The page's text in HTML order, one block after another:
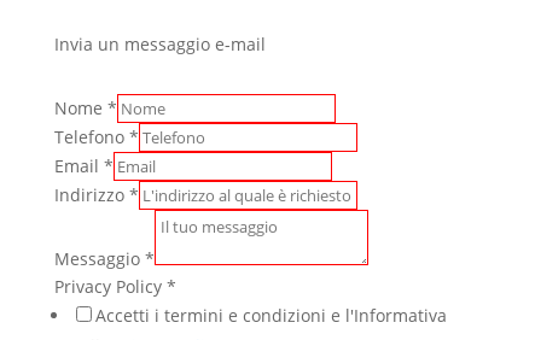
Invia un messaggio e-mail
Nome *
Telefono *
Email *
Indirizzo *
Messaggio *
Privacy Policy *
Accetti i termini e condizioni e l'Informativa